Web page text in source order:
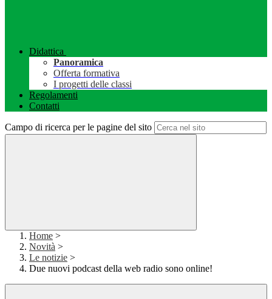
Didattica
Panoramica
Offerta formativa
I progetti delle classi
Regolamenti
Contatti
Campo di ricerca per le pagine del sito
Home >
Novità >
Le notizie >
Due nuovi podcast della web radio sono online!